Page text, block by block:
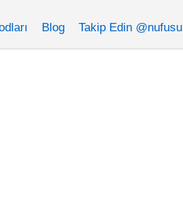
Blog Takip Edin @nufusu